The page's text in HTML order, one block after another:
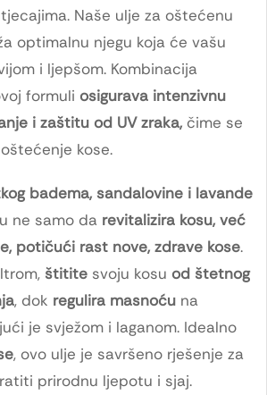
Naše ulje za oštećenu
optimalnu njegu koja će vašu
i ljepšom. Kombinacija
formuli osigurava intenzivnu
i zaštitu od UV zraka, čime se
kose.
badema, sandalovine i lavande
ne samo da revitalizira kosu, već
potičući rast nove, zdrave kose.
štitite svoju kosu od štetnog
, dok regulira masnoću na
je svježom i laganom. Idealno
, ovo ulje je savršeno rješenje za
prirodnu ljepotu i sjaj.